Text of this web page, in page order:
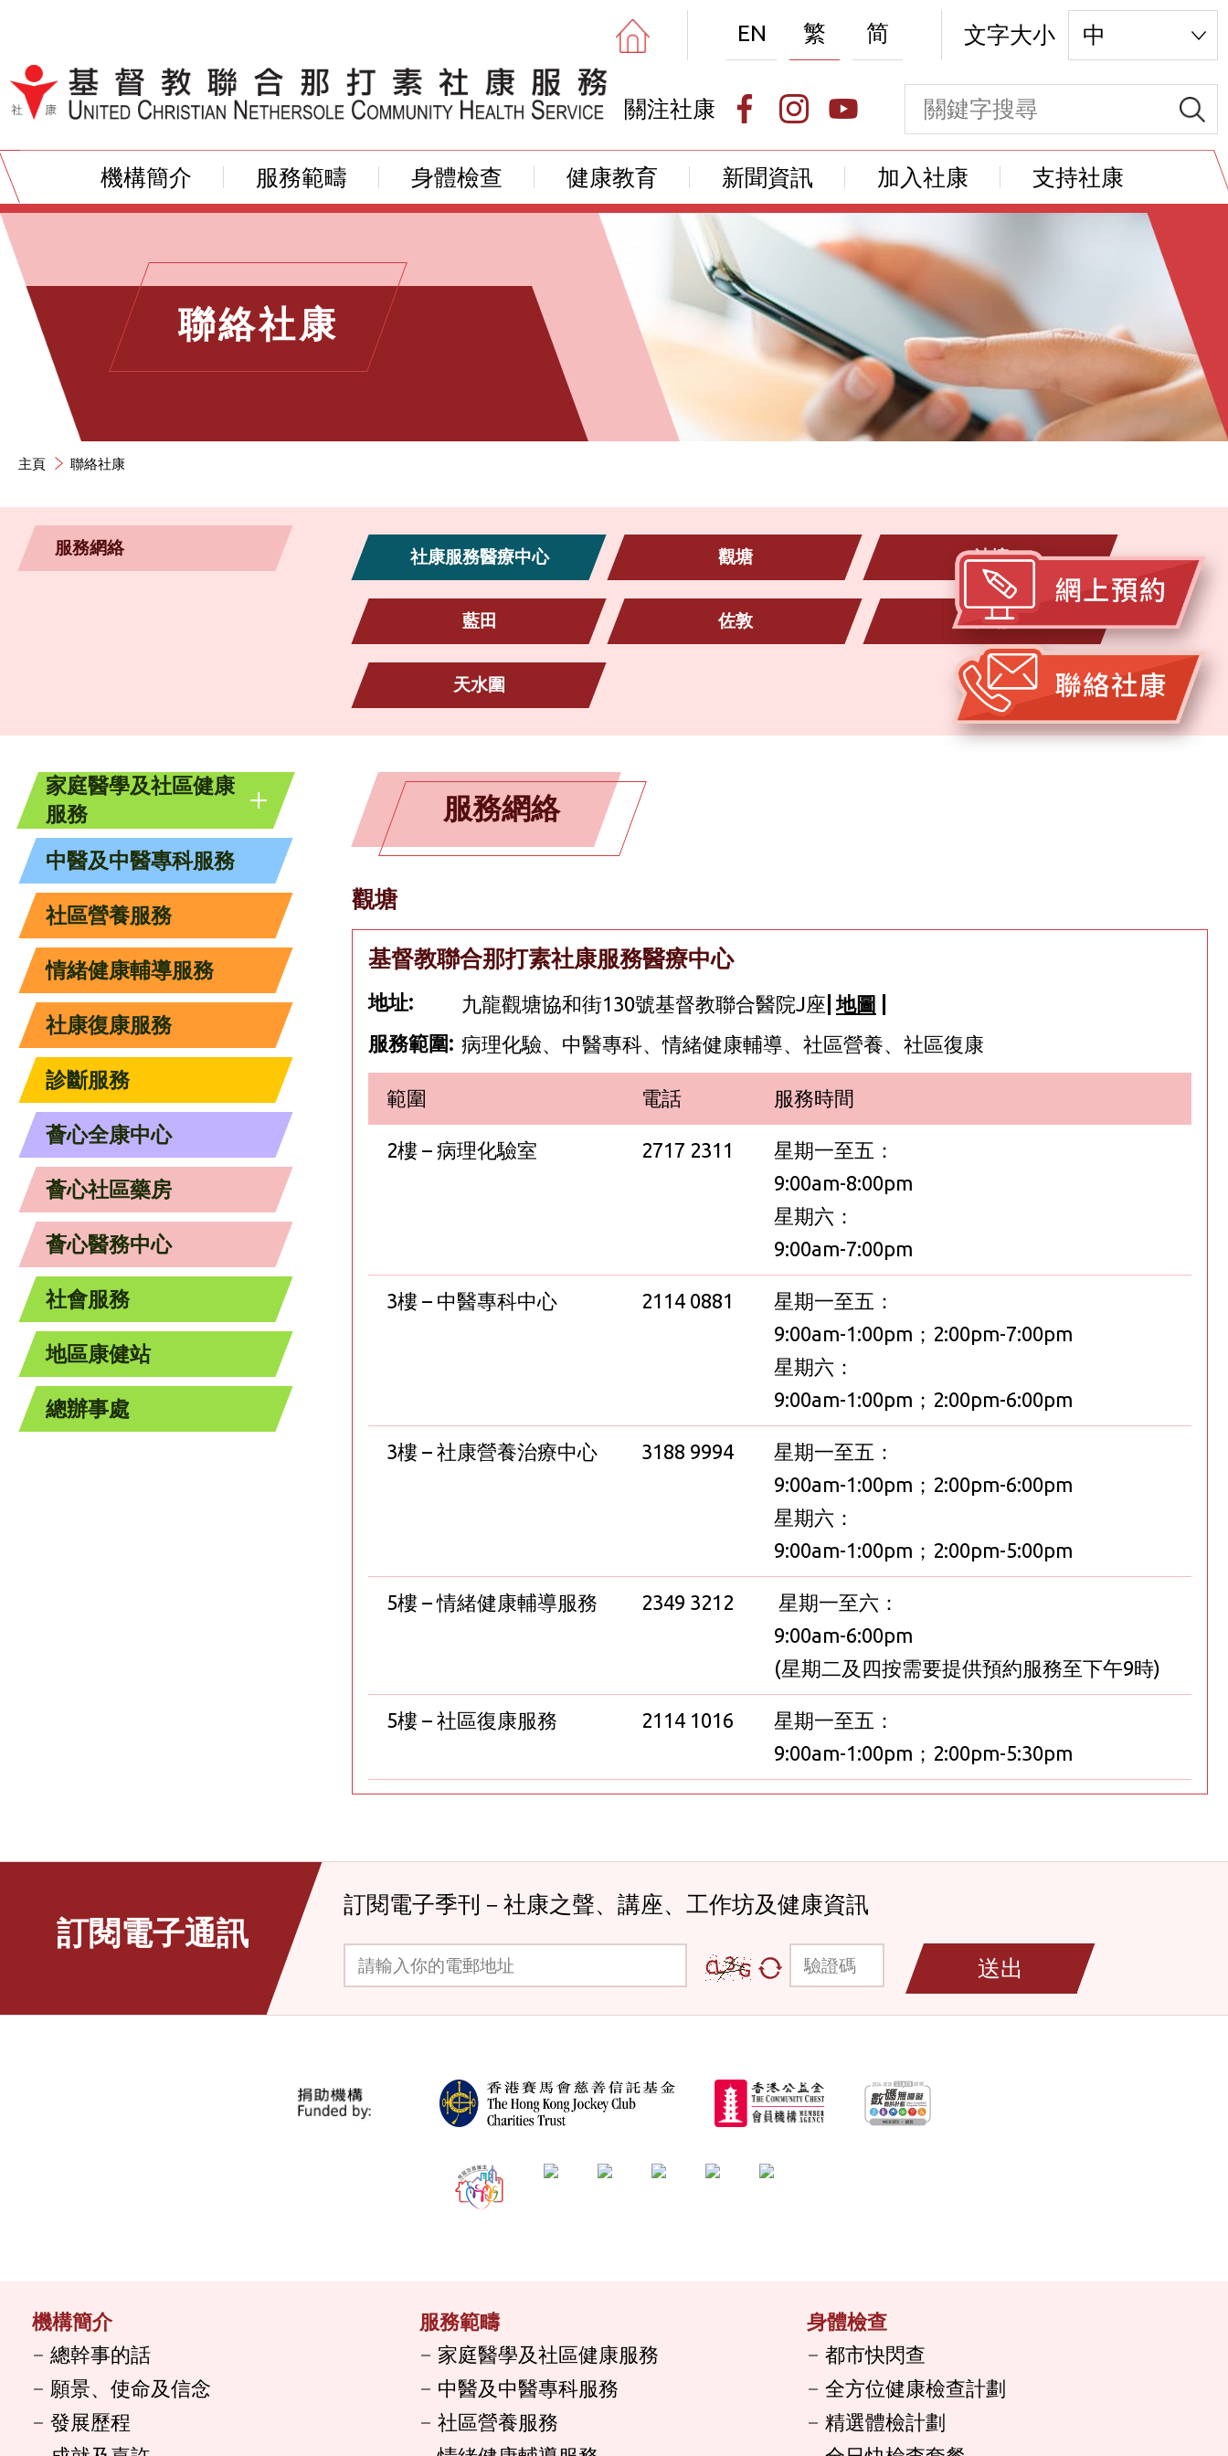
跳到內容（按輸入鍵）
EN 繁 简 文字大小 中
關注社康
機構簡介 服務範疇 身體檢查 健康教育 新聞資訊 加入社康 支持社康
聯絡社康
主頁 聯絡社康
服務網絡 社康服務醫療中心 觀塘 油塘
藍田 佐敦 大埔
天水圍
家庭醫學及社區健康
服務
中醫及中醫專科服務
社區營養服務
情緒健康輔導服務
社康復康服務
診斷服務
薈心全康中心
薈心社區藥房
薈心醫務中心
社會服務
地區康健站
總辦事處
服務網絡
觀塘
基督教聯合那打素社康服務醫療中心
地址: 九龍觀塘協和街130號基督教聯合醫院J座 地圖
服務範圍: 病理化驗、中醫專科、情緒健康輔導、社區營養、社區復康
範圍 電話 服務時間
2樓 – 病理化驗室 2717 2311
星期一至五：
9:00am-8:00pm
星期六：
9:00am-7:00pm
3樓 – 中醫專科中心 2114 0881
星期一至五：
9:00am-1:00pm；2:00pm-7:00pm
星期六：
9:00am-1:00pm；2:00pm-6:00pm
3樓 – 社康營養治療中心 3188 9994
星期一至五：
9:00am-1:00pm；2:00pm-6:00pm
星期六：
9:00am-1:00pm；2:00pm-5:00pm
5樓 – 情緒健康輔導服務 2349 3212
星期一至六：
9:00am-6:00pm
(星期二及四按需要提供預約服務至下午9時)
5樓 – 社區復康服務 2114 1016
星期一至五：
9:00am-1:00pm；2:00pm-5:30pm
訂閱電子通訊
訂閱電子季刊－社康之聲、講座、工作坊及健康資訊
請輸入你的電郵地址 驗證碼
送出
機構簡介
總幹事的話
願景、使命及信念
發展歷程
服務範疇
家庭醫學及社區健康服務
中醫及中醫專科服務
社區營養服務
身體檢查
都市快閃查
全方位健康檢查計劃
精選體檢計劃